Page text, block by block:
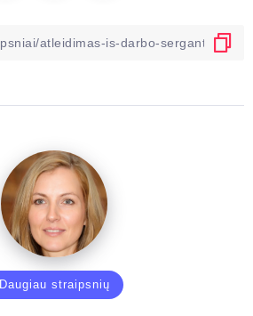
Daugiau straipsnių